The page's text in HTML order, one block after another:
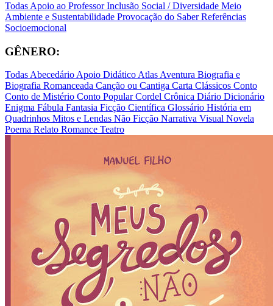
Todas Apoio ao ProfessorInclusão Social / Diversidade Meio
Ambiente e Sustentabilidade Provocação do SaberReferências
Socioemocional
GÊNERO:
TodasAbecedárioApoio DidáticoAtlasAventura Biografia e
Biografia Romanceada Canção ou Cantiga Carta Clássicos Conto
Conto de Mistério Conto PopularCordel Crônica Diário Dicionário
Enigma Fábula Fantasia Ficção Científica Glossário História em
Quadrinhos Mitos e Lendas Não Ficção Narrativa Visual Novela
Poema Relato Romance Teatro